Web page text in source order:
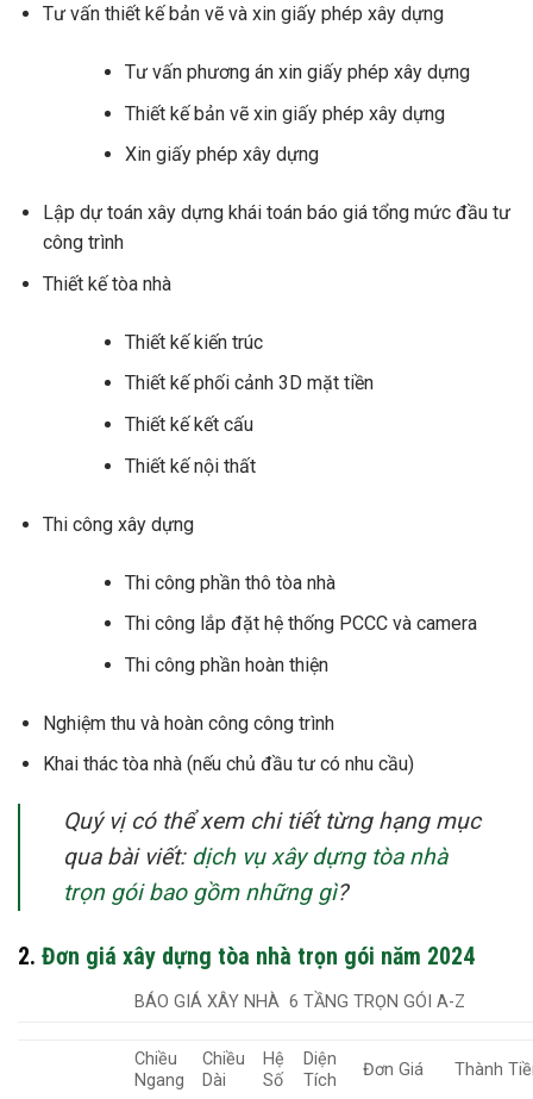
Tư vấn thiết kế bản vẽ và xin giấy phép xây dựng
Tư vấn phương án xin giấy phép xây dựng
Thiết kế bản vẽ xin giấy phép xây dựng
Xin giấy phép xây dựng
Lập dự toán xây dựng khái toán báo giá tổng mức đầu tư
công trình
Thiết kế tòa nhà
Thiết kế kiến trúc
Thiết kế phối cảnh 3D mặt tiền
Thiết kế kết cấu
Thiết kế nội thất
Thi công xây dựng
Thi công phần thô tòa nhà
Thi công lắp đặt hệ thống PCCC và camera
Thi công phần hoàn thiện
Nghiệm thu và hoàn công công trình
Khai thác tòa nhà (nếu chủ đầu tư có nhu cầu)
Quý vị có thể xem chi tiết từng hạng mục
qua bài viết: dịch vụ xây dựng tòa nhà
trọn gói bao gồm những gì?
2. Đơn giá xây dựng tòa nhà trọn gói năm 2024
BÁO GIÁ XÂY NHÀ 6 TẦNG TRỌN GÓI A-Z
Chiều
Ngang
Chiều
Dài
Hệ
Số
Diện
Tích
Đơn Giá Thành